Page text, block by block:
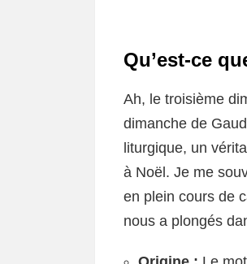
Qu’est-ce
Ah, le troisième
dimanche de
liturgique, un
à Noël. Je me
en plein cours de
nous a plongés